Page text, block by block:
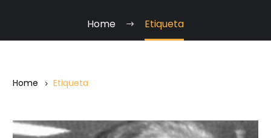
Home Etiqueta
Home Etiqueta
Mi